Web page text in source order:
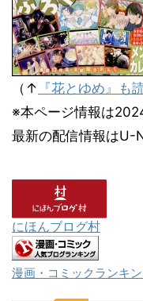
（↑ 『花とゆめ』も
※本ページ情報は
最新の配信情報はU-
にほんブログ村
漫画・コミックランキ